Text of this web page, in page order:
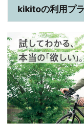
kikitoの利用プ